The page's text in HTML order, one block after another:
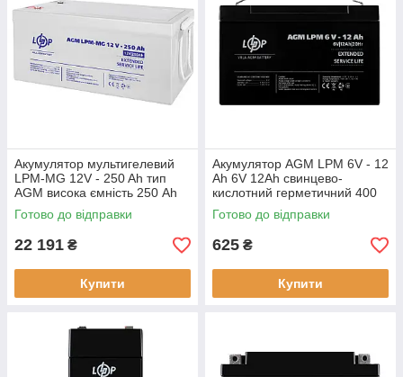
Акумулятор мультигелевий
LPM-MG 12V - 250 Ah тип
AGM висока ємність 250 Ah
800 циклів заряду
Готово до відправки
22 191 ₴
Купити
Акумулятор AGM LPM 6V - 12
Ah 6V 12Ah свинцево-
кислотний герметичний 400
циклів заряд/розряд
Готово до відправки
625 ₴
Купити